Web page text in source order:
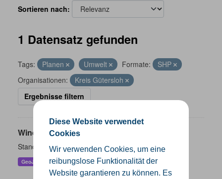
Diese Website verwendet
Cookies
Wir verwenden Cookies, um eine
reibungslose Funktionalität der
Website garantieren zu können. Es
Sortieren nach
1 Datensatz gefunden
Tags: Planen Umwelt Formate:
SHP
Organisationen:
Kreis Gütersloh
Ergebnisse filtern
Windenergieanlagen
Standorte der Windenergieanlagen im Kreis Gütersloh
GeoJSON KML SHP